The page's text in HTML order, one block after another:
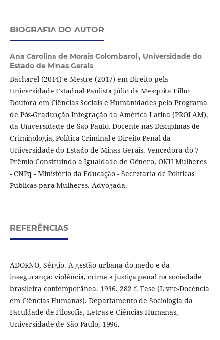
BIOGRAFIA DO AUTOR
Ana Carolina de Morais Colombaroli, Universidade do
Estado de Minas Gerais
Bacharel (2014) e Mestre (2017) em Direito pela
Universidade Estadual Paulista Júlio de Mesquita Filho.
Doutora em Ciências Sociais e Humanidades pelo Programa
de Pós-Graduação Integração da América Latina (PROLAM),
da Universidade de São Paulo. Docente nas Disciplinas de
Criminologia, Política Criminal e Direito Penal da
Universidade do Estado de Minas Gerais. Vencedora do 7
Prêmio Construindo a Igualdade de Gênero, ONU Mulheres
- CNPq - Ministério da Educação - Secretaria de Políticas
Públicas para Mulheres. Advogada.
REFERÊNCIAS
ADORNO, Sérgio. A gestão urbana do medo e da
insegurança: violência, crime e justiça penal na sociedade
brasileira contemporânea. 1996. 282 f. Tese (Livre-Docência
em Ciências Humanas). Departamento de Sociologia da
Faculdade de Filosofia, Letras e Ciências Humanas,
Universidade de São Paulo, 1996.